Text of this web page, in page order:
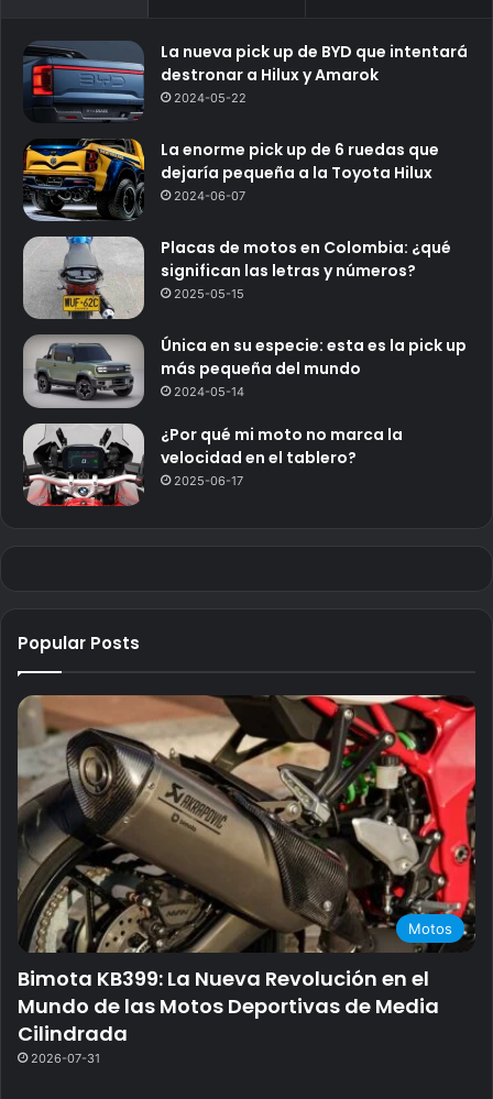
La nueva pick up de BYD que intentará
destronar a Hilux y Amarok
2024-05-22
La enorme pick up de 6 ruedas que
dejaría pequeña a la Toyota Hilux
2024-06-07
Placas de motos en Colombia: ¿qué
significan las letras y números?
2025-05-15
Única en su especie: esta es la pick up
más pequeña del mundo
2024-05-14
¿Por qué mi moto no marca la
velocidad en el tablero?
2025-06-17
Popular Posts
Motos
Bimota KB399: La Nueva Revolución en el
Mundo de las Motos Deportivas de Media
Cilindrada
2026-07-31